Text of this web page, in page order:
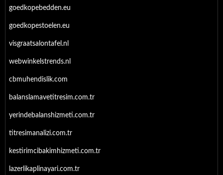
goedkopebedden.eu
goedkopestoelen.eu
visgraatsalontafel.nl
webwinkelstrends.nl
cbmuhendislik.com
balanslamavetitresim.com.tr
yerindebalanshizmeti.com.tr
titresimanalizi.com.tr
kestirimcibakimhizmeti.com.tr
lazerlikaplinayari.com.tr